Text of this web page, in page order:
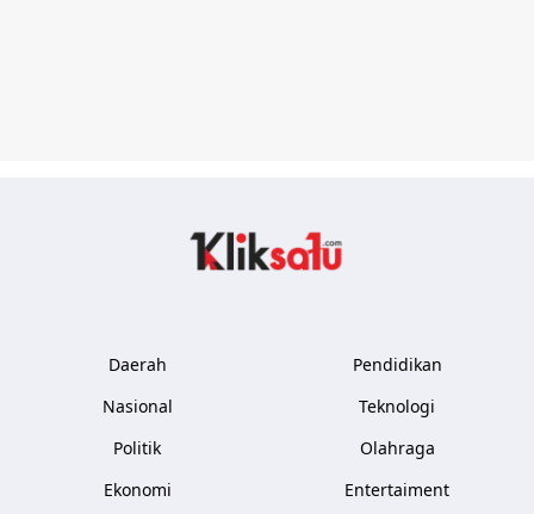
Daerah
Nasional
Politik
Ekonomi
Pendidikan
Teknologi
Olahraga
Entertaiment